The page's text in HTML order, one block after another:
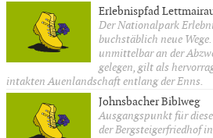
Erlebnispfad
Der Nationalpark
buchstäblich neue
unmittelbar an der
gelegen, gilt als
intakten Auenlandschaft entlang der Enns.
Johnsbacher Biblweg
Ausgangspunkt für
der Bergsteigerfriedhof